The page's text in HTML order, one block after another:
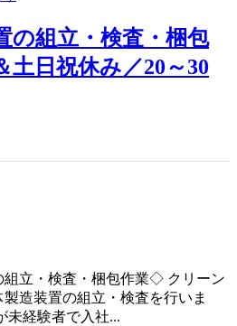
の組立・検査・梱包
土日祝休み／20～30
立・検査・梱包作業◇ クリーン
造装置の組立・検査を行いま
未経験者で入社...